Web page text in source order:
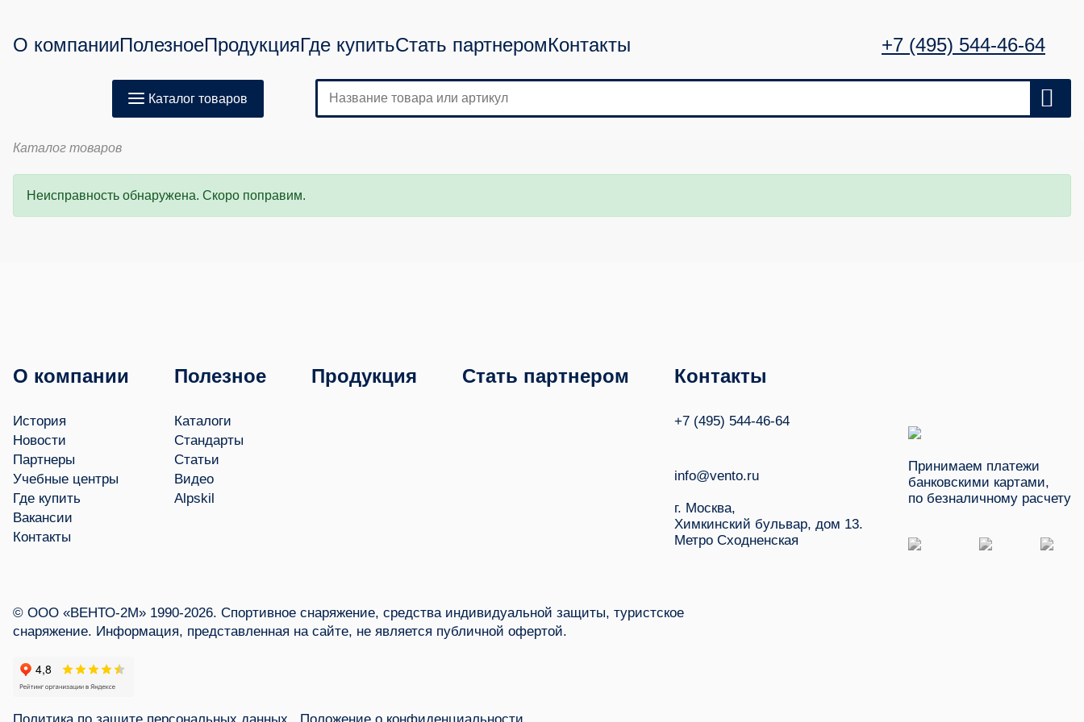
О компанииПолезноеПродукцияГде купитьСтать партнеромКонтакты +7 (495) 544-46-64
Каталог товаров
Каталог товаров
Неисправность обнаружена. Скоро поправим.
О компании
История
Новости
Партнеры
Учебные центры
Где купить
Вакансии
Контакты
Полезное
Каталоги
Стандарты
Статьи
Видео
Alpskil
Продукция Стать партнером Контакты
+7 (495) 544-46-64
info@vento.ru
г. Москва,
Химкинский бульвар, дом 13.
Метро Сходненская
Принимаем платежи
банковскими картами,
по безналичному расчету
© ООО «ВЕНТО-2М» 1990-2026. Спортивное снаряжение, средства индивидуальной защиты, туристское
снаряжение. Информация, представленная на сайте, не является публичной офертой.
Политика по защите персональных данных Положение о конфиденциальности